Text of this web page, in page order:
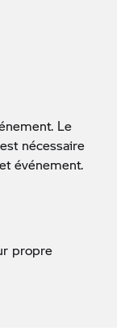
Le
nécessaire
événement.
propre